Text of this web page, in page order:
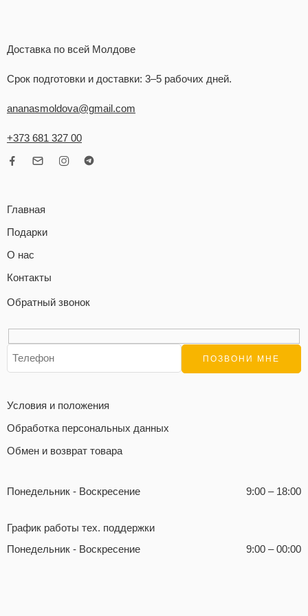
Доставка по всей Молдове
Срок подготовки и доставки: 3–5 рабочих дней.
ananasmoldova@gmail.com
+373 681 327 00
Главная
Подарки
О нас
Контакты
Обратный звонок
Условия и положения
Обработка персональных данных
Обмен и возврат товара
Понедельник - Воскресение 9:00 – 18:00
График работы тех. поддержки
Понедельник - Воскресение
9:00 – 00:00